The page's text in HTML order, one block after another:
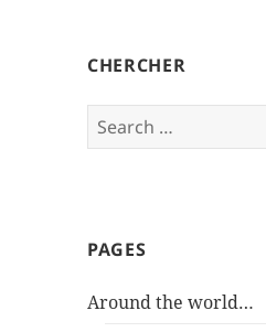
CHERCHER
Search
for:
PAGES
Around the world…